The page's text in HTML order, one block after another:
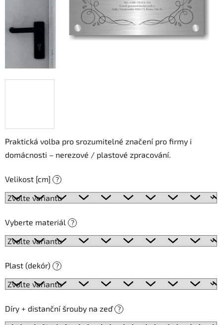
Praktická volba pro srozumitelné značení pro firmy i
domácnosti – nerezové / plastové zpracování.
Velikost [cm] ?
Vyberte materiál ?
Plast (dekór) ?
Díry + distanční šrouby na zeď ?